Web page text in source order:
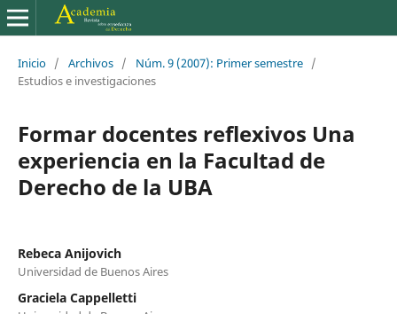
Inicio / Archivos / Núm. 9 (2007): Primer semestre /
Estudios e investigaciones
Formar docentes reflexivos Una
experiencia en la Facultad de
Derecho de la UBA
Rebeca Anijovich
Universidad de Buenos Aires
Graciela Cappelletti